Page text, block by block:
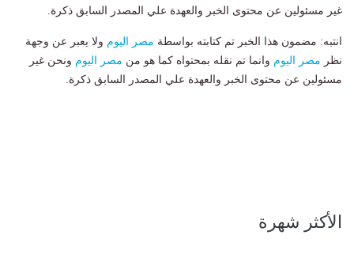
غير مسئولين عن محتوى الخبر والعهدة علي المصدر السابق ذكرة.
انتبه: مضمون هذا الخبر تم كتابته بواسطة مصر اليوم ولا يعبر عن وجهة
نظر مصر اليوم وانما تم نقله بمحتواه كما هو من مصر اليوم ونحن غير
مسئولين عن محتوى الخبر والعهدة علي المصدر السابق ذكرة.
الأكثر شهرة